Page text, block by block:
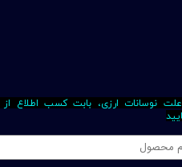
نوسانات ارزی، بابت کسب اطلاع